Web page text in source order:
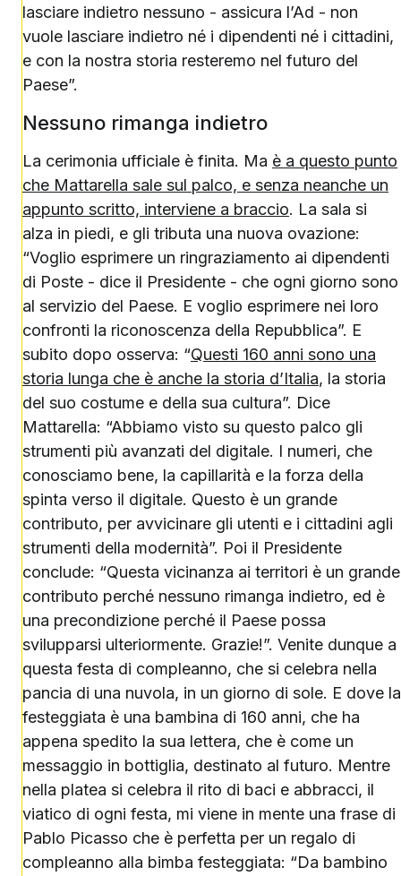
lasciare indietro nessuno - assicura l’Ad - non
vuole lasciare indietro né i dipendenti né i cittadini,
e con la nostra storia resteremo nel futuro del
Paese”.
Nessuno rimanga indietro
La cerimonia ufficiale è finita. Ma è a questo punto
che Mattarella sale sul palco, e senza neanche un
appunto scritto, interviene a braccio. La sala si
alza in piedi, e gli tributa una nuova ovazione:
“Voglio esprimere un ringraziamento ai dipendenti
di Poste - dice il Presidente - che ogni giorno sono
al servizio del Paese. E voglio esprimere nei loro
confronti la riconoscenza della Repubblica”. E
subito dopo osserva: “Questi 160 anni sono una
storia lunga che è anche la storia d’Italia, la storia
del suo costume e della sua cultura”. Dice
Mattarella: “Abbiamo visto su questo palco gli
strumenti più avanzati del digitale. I numeri, che
conosciamo bene, la capillarità e la forza della
spinta verso il digitale. Questo è un grande
contributo, per avvicinare gli utenti e i cittadini agli
strumenti della modernità”. Poi il Presidente
conclude: “Questa vicinanza ai territori è un grande
contributo perché nessuno rimanga indietro, ed è
una precondizione perché il Paese possa
svilupparsi ulteriormente. Grazie!”. Venite dunque a
questa festa di compleanno, che si celebra nella
pancia di una nuvola, in un giorno di sole. E dove la
festeggiata è una bambina di 160 anni, che ha
appena spedito la sua lettera, che è come un
messaggio in bottiglia, destinato al futuro. Mentre
nella platea si celebra il rito di baci e abbracci, il
viatico di ogni festa, mi viene in mente una frase di
Pablo Picasso che è perfetta per un regalo di
compleanno alla bimba festeggiata: “Da bambino